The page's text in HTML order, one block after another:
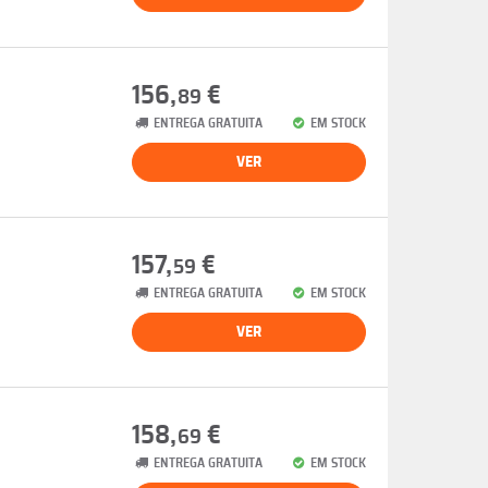
156,89 €
ENTREGA GRATUITA EM STOCK
VER
157,59 €
ENTREGA GRATUITA EM STOCK
VER
158,69 €
ENTREGA GRATUITA EM STOCK